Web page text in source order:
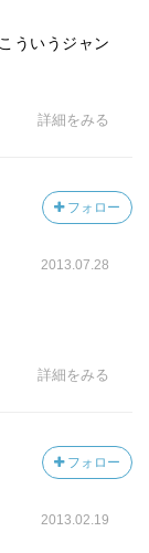
ういうジャン
詳細をみる
フォロー
2013.07.28
詳細をみる
フォロー
2013.02.19